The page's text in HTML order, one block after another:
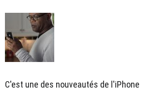
C'est une des nouveautés de